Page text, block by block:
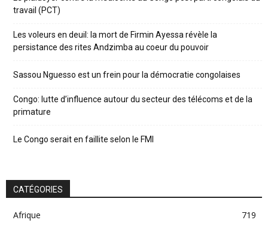
travail (PCT)
Les voleurs en deuil: la mort de Firmin Ayessa révèle la
persistance des rites Andzimba au coeur du pouvoir
Sassou Nguesso est un frein pour la démocratie congolaises
Congo: lutte d’influence autour du secteur des télécoms et de la
primature
Le Congo serait en faillite selon le FMI
CATÉGORIES
Afrique
719